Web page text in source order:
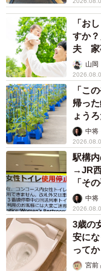
「お
すか
夫 家
山岡
「こ
帰っ
ょう
な水や
中将
駅構
→JR
「そ
中将
3歳の
安に
って
かぬま
宮前